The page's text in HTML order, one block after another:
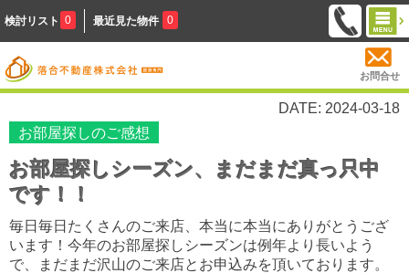
検討リスト 0 最近見た物件 0
お問合せ
DATE: 2024-03-18
お部屋探しのご感想
お部屋探しシーズン、まだまだ真っ只中
です！！
毎日毎日たくさんのご来店、本当に本当にありがとうござ
います！今年のお部屋探しシーズンは例年より長いよう
で、まだまだ沢山のご来店とお申込みを頂いております。